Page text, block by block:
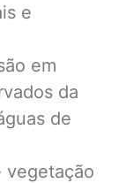
e
em
da
de
vegetação